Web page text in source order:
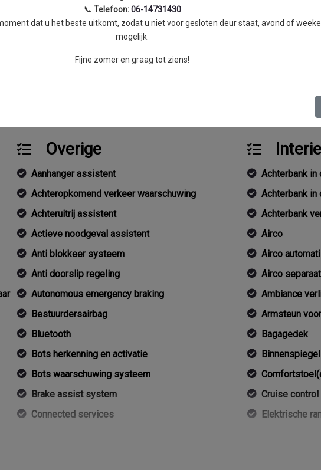
Huur of koop accu
Overige
Aanhanger assistent
Achteropkomend verkeer waarschuwing
Achteruitrij assistent
Actieve noodgeval assistent
Anti blokkeer systeem
Anti doorslip regeling
Autonomous emergency braking
Bestuurdersairbag
Bluetooth
Bots herkenning en activatie
Bots waarschuwing systeem
Brake assist system
Connected services
Achterbank in
Achterbank in
Achterbank
Airco
Airco
Airco
Ambiance
Armsteun voor
Bagagedek
Cruise
Elektrische
📞 Telefoon:06-14731430
dat u het beste uitkomt, zodat u niet voor gesloten deur staat, avond of
mogelijk.
Fijne zomer en graag tot ziens!